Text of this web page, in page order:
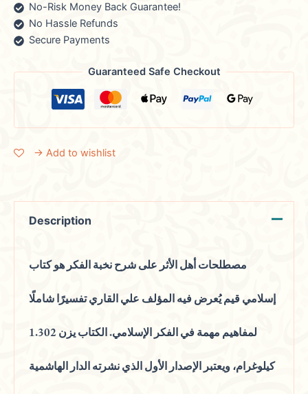
No-Risk Money Back Guarantee!
No Hassle Refunds
Secure Payments
Guaranteed Safe Checkout
→ Add to wishlist
Description
مصطلحات أهل الأثر على شرح نخبة الفكر هو كتاب
إسلامي قيم يُعرض فيه المؤلف علي القاري تفسيرًا شاملًا
لمفاهيم مهمة في الفكر الإسلامي. الكتاب يزن 1.302
كيلوغرام، ويعتبر الإصدار الأول الذي نشرته الدار الهاشمية